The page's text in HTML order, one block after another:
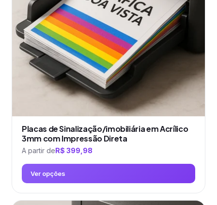
podem
escolhidas
na
página
produto
Placas de Sinalização/imobiliária em Acrílico
3mm com Impressão Direta
A partir deR$ 399,98
Ver opções
Este